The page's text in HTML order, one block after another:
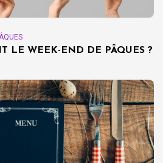
LE WEEK-END DE PÂQUES ?